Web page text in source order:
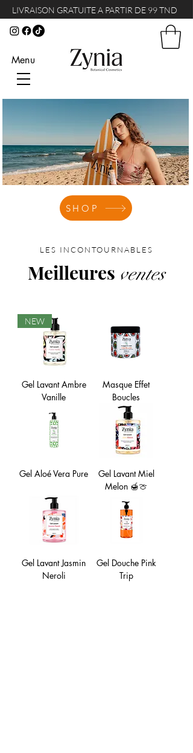
Menu
LIVRAISON GRATUITE A PARTIR DE 99 TND
SHOP
LES INCONTOURNABLES
Meilleures ventes
NEW
Gel Lavant Ambre
Vanille
Masque Effet
Boucles
Gel Aloé Vera Pure
Gel Lavant Miel
Melon 🍯🍈
Gel Lavant Jasmin
Neroli
Gel Douche Pink
Trip